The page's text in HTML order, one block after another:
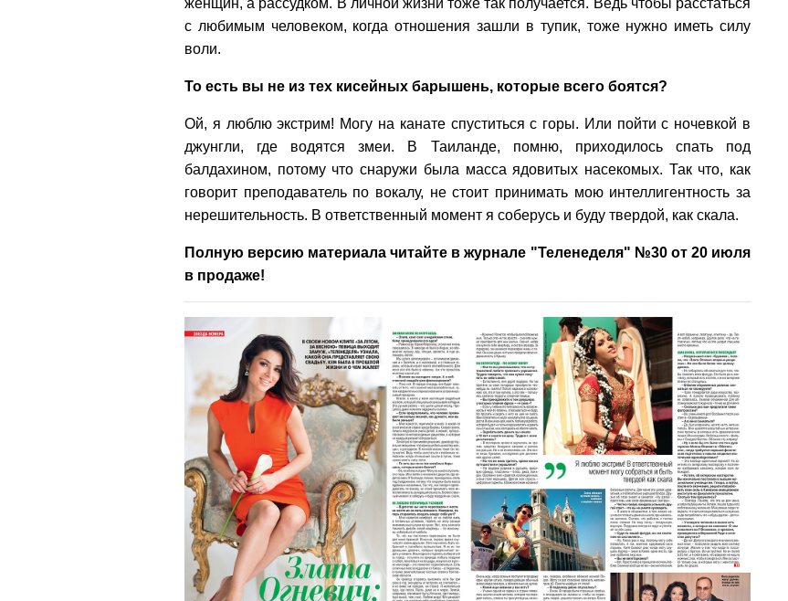
с любимым человеком, когда отношения зашли в тупик, тоже нужно иметь силу
воли.
То есть вы не из тех кисейных барышень, которые всего боятся?
Ой, я люблю экстрим! Могу на канате спуститься с горы. Или пойти с ночевкой в
джунгли, где водятся змеи. В Таиланде, помню, приходилось спать под
балдахином, потому что снаружи была масса ядовитых насекомых. Так что, как
говорит преподаватель по вокалу, не стоит принимать мою интеллигентность за
нерешительность. В ответственный момент я соберусь и буду твердой, как скала.
Полную версию материала читайте в журнале "Теленеделя" №30 от 20 июля
в продаже!